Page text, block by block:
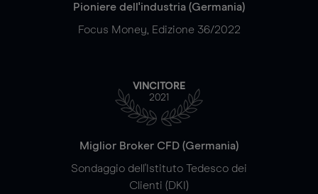
Pioniere dell'industria (Germania)
Focus Money, Edizione 36/2022
VINCITORE
2021
Miglior Broker CFD (Germania)
Sondaggio dell'Istituto Tedesco dei
Clienti (DKI)